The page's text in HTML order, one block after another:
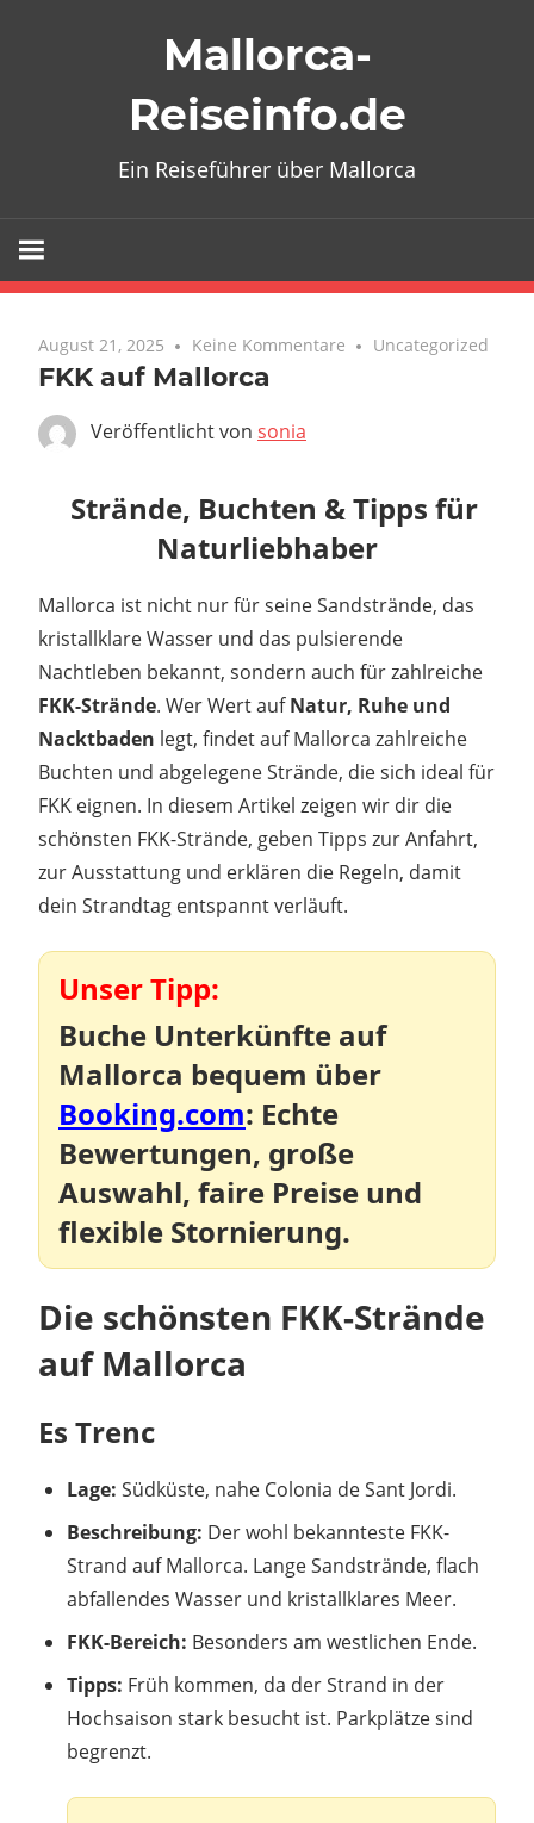
Mallorca-
Reiseinfo.de
Ein Reiseführer über Mallorca
August 21, 2025 Keine Kommentare Uncategorized
FKK auf Mallorca
Veröffentlicht von sonia
Strände, Buchten & Tipps für
Naturliebhaber
Mallorca ist nicht nur für seine Sandstrände, das
kristallklare Wasser und das pulsierende
Nachtleben bekannt, sondern auch für zahlreiche
FKK-Strände. Wer Wert aufNatur, Ruhe und
Nacktbaden legt, findet auf Mallorca zahlreiche
Buchten und abgelegene Strände, die sich ideal für
FKK eignen. In diesem Artikel zeigen wir dir die
schönsten FKK-Strände, geben Tipps zur Anfahrt,
zur Ausstattung und erklären die Regeln, damit
dein Strandtag entspannt verläuft.
Unser Tipp:
Buche Unterkünfte auf
Mallorca bequem über
Booking.com: Echte
Bewertungen, große
Auswahl, faire Preise und
flexible Stornierung.
Die schönsten FKK-Strände
auf Mallorca
Es Trenc
Lage: Südküste, nahe Colonia de Sant Jordi.
Beschreibung: Der wohl bekannteste FKK-
Strand auf Mallorca. Lange Sandstrände, flach
abfallendes Wasser und kristallklares Meer.
FKK-Bereich: Besonders am westlichen Ende.
Tipps: Früh kommen, da der Strand in der
Hochsaison stark besucht ist. Parkplätze sind
begrenzt.